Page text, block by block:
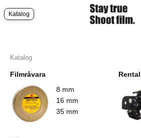
Katalog
Katalog
Filmråvara
8 mm
16 mm
35 mm
Rental